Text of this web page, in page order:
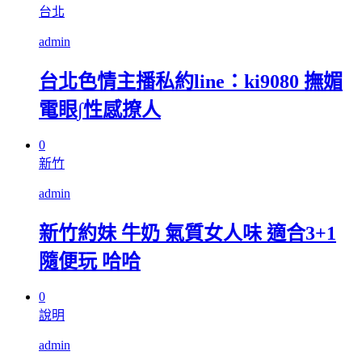
台北
admin
台北色情主播私約line：ki9080 撫媚
電眼∫性感撩人
0
新竹
admin
新竹約妹 牛奶 氣質女人味 適合3+1
隨便玩 哈哈
0
說明
admin